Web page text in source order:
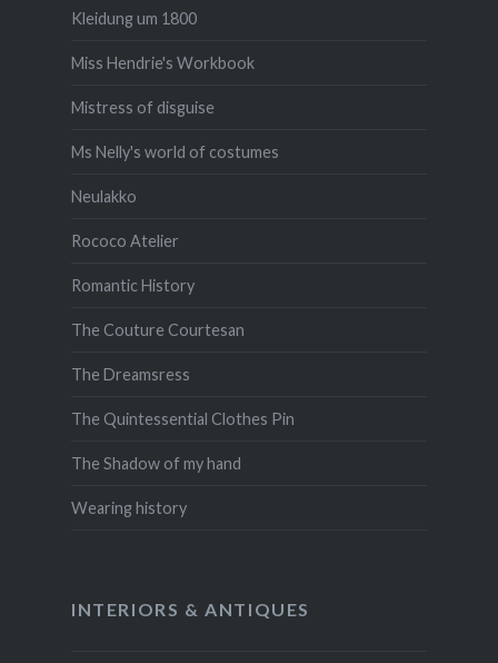
Kleidung um 1800
Miss Hendrie's Workbook
Mistress of disguise
Ms Nelly's world of costumes
Neulakko
Rococo Atelier
Romantic History
The Couture Courtesan
The Dreamsress
The Quintessential Clothes Pin
The Shadow of my hand
Wearing history
INTERIORS & ANTIQUES